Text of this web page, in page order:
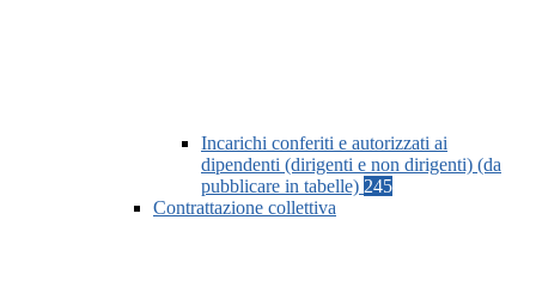
Incarichi conferiti e autorizzati ai
dipendenti (dirigenti e non dirigenti) (da
pubblicare in tabelle) 245
Contrattazione collettiva